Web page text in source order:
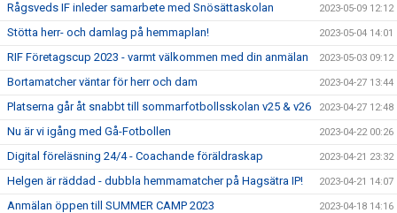
Rågsveds IF inleder samarbete med Snösättaskolan 2023-05-09 12:12
Stötta herr- och damlag på hemmaplan! 2023-05-04 14:01
RIF Företagscup 2023 - varmt välkommen med din anmälan 2023-05-03 09:12
Bortamatcher väntar för herr och dam 2023-04-27 13:44
Platserna går åt snabbt till sommarfotbollsskolan v25 & v26 2023-04-27 12:48
Nu är vi igång med Gå-Fotbollen 2023-04-22 00:26
Digital föreläsning 24/4 - Coachande föräldraskap 2023-04-21 23:32
Helgen är räddad - dubbla hemmamatcher på Hagsätra IP! 2023-04-21 14:07
Anmälan öppen till SUMMER CAMP 2023 2023-04-18 14:16